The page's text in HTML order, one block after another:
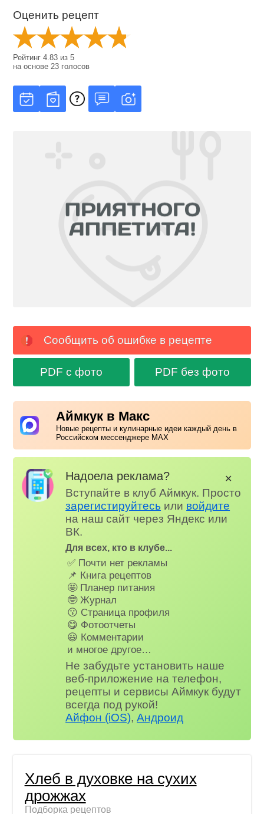
Оценить рецепт
Рейтинг4.83 из5
на основе 23 голосов
Сообщить об ошибке в рецепте
PDF с фото PDF без фото
Аймкук в Макс
Новые рецепты и кулинарные идеи каждый день в
Российском мессенджере MAX
Надоела реклама?
Вступайте в клуб Аймкук. Просто
зарегистируйтесь или войдите
на наш сайт через Яндекс или
ВК.
Для всех, кто в клубе...
✅ Почти нет рекламы
📌 Книга рецептов
🤩 Планер питания
🤓 Журнал
😗 Страница профиля
😋 Фотоотчеты
😃 Комментарии
и многое другое…
Не забудьте установить наше
веб-приложение на телефон,
рецепты и сервисы Аймкук будут
всегда под рукой!
Айфон (iOS),Андроид
✕
Хлеб в духовке на сухих
дрожжах
Подборка рецептов